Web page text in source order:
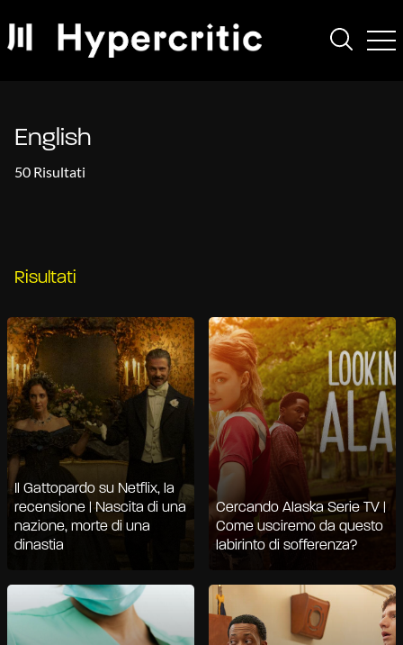
English
50 Risultati
Risultati
Il Gattopardo su Netflix, la
recensione | Nascita di una
nazione, morte di una
dinastia
Cercando Alaska Serie TV |
Come usciremo da questo
labirinto di sofferenza?